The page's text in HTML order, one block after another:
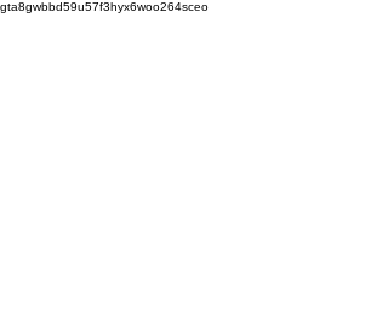
gta8gwbbd59u57f3hyx6woo264sceo